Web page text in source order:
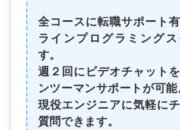
全コースに転職サポート
ラインプログラミング
す。
週２回にビデオチャット
ンツーマンサポートが可能
現役エンジニアに気軽に
質問できます。